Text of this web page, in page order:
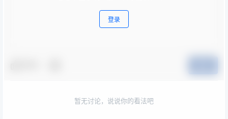
登录
暂无讨论，说说你的看法吧